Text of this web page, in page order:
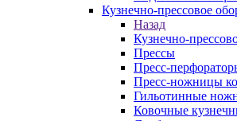
Кузнечно-прессовое
Назад
Кузнечно-
Прессы
Пресс-
Пресс-ножницы
Гильотинные
Ковочные